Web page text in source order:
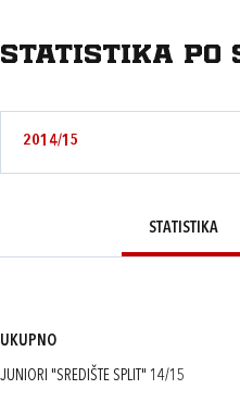
Statistika po
2014/15
STATISTIKA
UKUPNO
JUNIORI "SREDIŠTE SPLIT" 14/15